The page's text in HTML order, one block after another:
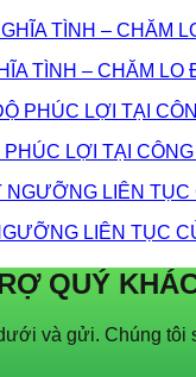
TÌNH – CHĂM
LỢI TẠI
LIÊN TỤC
QUÝ
và gửi. Chúng